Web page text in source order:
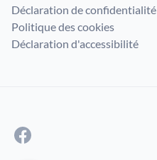
Déclaration de confidentialité
Politique des cookies
Déclaration d'accessibilité